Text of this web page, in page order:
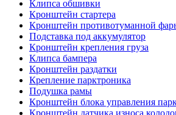
Клипса обшивки
Кронштейн стартера
Кронштейн противотуманной
Подставка под аккумулятор
Кронштейн крепления груза
Клипса бампера
Кронштейн раздатки
Крепление парктроника
Подушка рамы
Кронштейн блока управления
Кронштейн датчика износа